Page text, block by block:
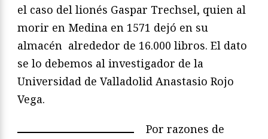
el caso del lionés Gaspar Trechsel, quien al
morir en Medina en 1571 dejó en su
almacén alrededor de 16.000 libros. El dato
se lo debemos al investigador de la
Universidad de Valladolid Anastasio Rojo
Vega.
Por razones de